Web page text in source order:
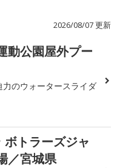
2026/08/07 更新
動公園屋外プー
のウォータースライダ
ボトラーズジャ
／宮城県